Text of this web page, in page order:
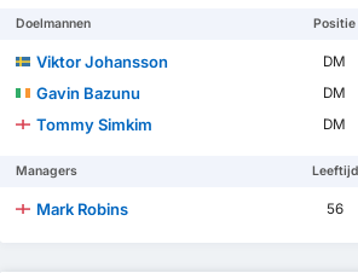
Doelmannen Positie
Viktor Johansson DM
Gavin Bazunu
DM
Tommy Simkim
DM
Managers Leeftijd
Mark Robins 56